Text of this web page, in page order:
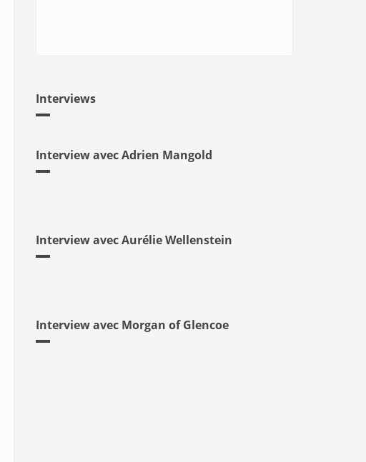
Interviews
Interview avec Adrien Mangold
Interview avec Aurélie Wellenstein
Interview avec Morgan of Glencoe